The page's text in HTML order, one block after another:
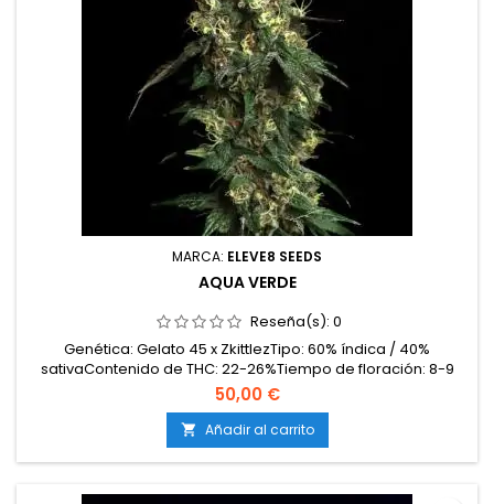
MARCA: ELEVE8 SEEDS
AQUA VERDE
Reseña(s): 0
Genética: Gelato 45 x ZkittlezTipo: 60% índica / 40%
sativaContenido de THC: 22-26%Tiempo de floración: 8-9
semanas en interiorProducción en interior: 500-600
g/m²Producción en exterior: 700-900 g/planta (lista a
mediados de octubre)Altura: 100-140 cm en interior; hasta
200 cm en exteriorAromas y sabores: Dulces y afrutados,
con...
50,00 €
 Añadir al carrito